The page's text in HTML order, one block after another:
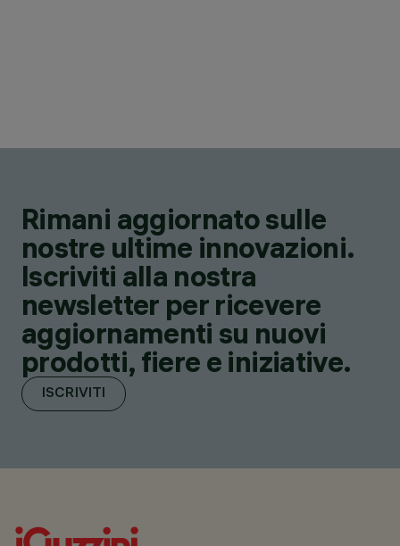
Rimani aggiornato sulle
nostre ultime innovazioni.
Iscriviti alla nostra
newsletter per ricevere
aggiornamenti su nuovi
prodotti, fiere e iniziative.
ISCRIVITI